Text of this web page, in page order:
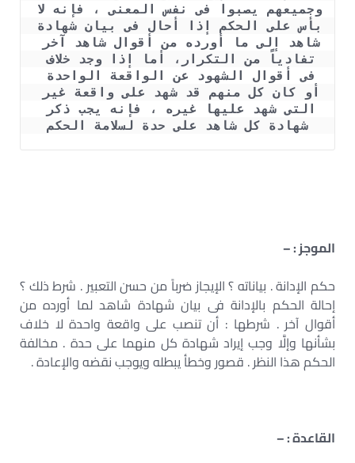
تفادياً من التكرار، أما إذا وجد خلاف
شهادة كل شاهد على حدة لسلامة الحكم
الموجز : –
حكم الإدانة . بياناته ؟ الإيجاز ضرباً من حسن التعبير . شرط ذلك ؟
إحالة الحكم بالإدانة فى بيان شهادة شاهد لما أورده من
أقوال آخر . شرطها : أن تنصب على واقعة واحدة لا خلاف
بشأنها وإلَّا وجب إيراد شهادة كل منهما على حدة . مخالفة
الحكم هذا النظر . قصور وخطأ يبطله ويوجب نقضه والإعادة .
القاعدة : –